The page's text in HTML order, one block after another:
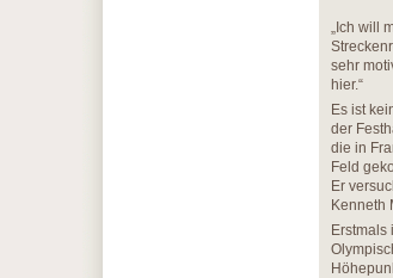
„Ich will
sehr
hier.“
Es ist
der
die in
Feld
Er
Kenneth
Erstmals